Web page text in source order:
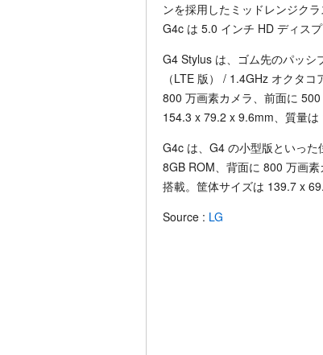
ンを採用したミッドレンジク
G4c は 5.0 インチ HD ディス
G4 Stylus は、ゴム先のパッシ
（LTE 版） / 1.4GHz オクタ
800 万画素カメラ、前面に
154.3 x 79.2 x 9.6mm、質量は
G4c は、G4 の小型版といった
8GB ROM、背面に 800 万画
搭載。筐体サイズは 139.7 x
Source : LG